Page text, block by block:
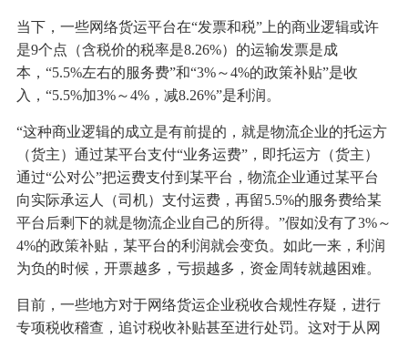
当下，一些网络货运平台在“发票和税”上的商业逻辑或许
是9个点（含税价的税率是8.26%）的运输发票是成
本，“5.5%左右的服务费”和“3%～4%的政策补贴”是收
入，“5.5%加3%～4%，减8.26%”是利润。
“这种商业逻辑的成立是有前提的，就是物流企业的托运方
（货主）通过某平台支付“业务运费”，即托运方（货主）
通过“公对公”把运费支付到某平台，物流企业通过某平台
向实际承运人（司机）支付运费，再留5.5%的服务费给某
平台后剩下的就是物流企业自己的所得。”假如没有了3%～
4%的政策补贴，某平台的利润就会变负。如此一来，利润
为负的时候，开票越多，亏损越多，资金周转就越困难。
目前，一些地方对于网络货运企业税收合规性存疑，进行
专项税收稽查，追讨税收补贴甚至进行处罚。这对于从网